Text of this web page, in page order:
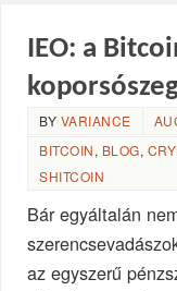
IEO: a
BY VARIANCE
BITCOIN, BLOG,
SHITCOIN
Bár egyáltalán
az egyszerű